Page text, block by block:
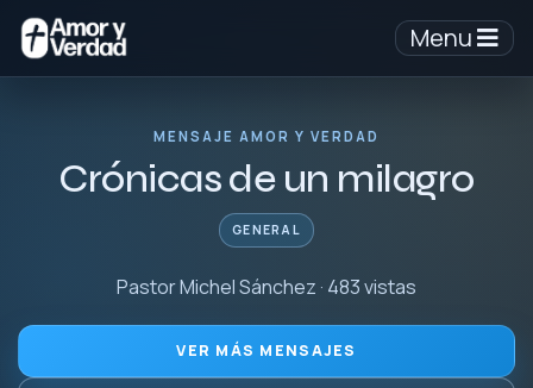
Menu
MENSAJE AMOR Y VERDAD
Crónicas de un milagro
GENERAL
Pastor Michel Sánchez · 483 vistas
VER MÁS MENSAJES